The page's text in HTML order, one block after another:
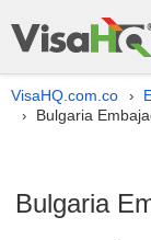
VisaHQ.com.co ›
› Bulgaria
Bulgaria